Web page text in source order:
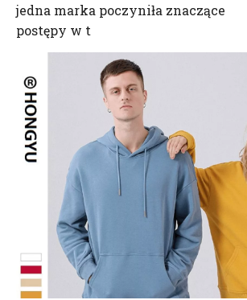
jedna marka poczyniła znaczące
postępy w t